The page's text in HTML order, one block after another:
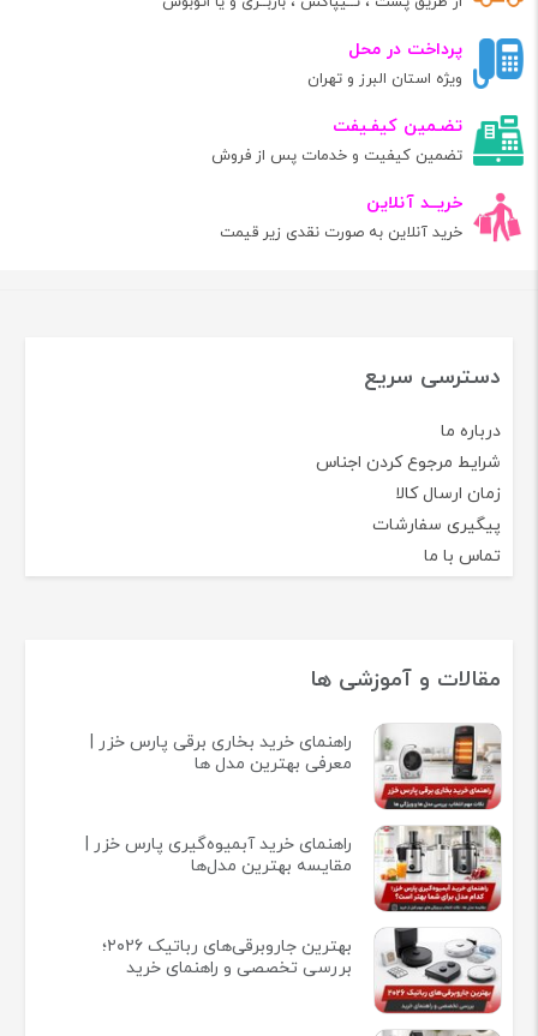
پرداخت در محل
ویژه استان البرز و تهران
تضـمین کیفـیفت
تضمین کیفیت و خدمات پس از فروش
خریــد آنلاین
خرید آنلاین به صورت نقدی زیر قیمت
دسترسی سریع
درباره ما
شرایط مرجوع کردن اجناس
زمان ارسال کالا
پیگیری سفارشات
تماس با ما
مقالات و آموزشی ها
راهنمای خرید بخاری برقی پارس خزر |
معرفی بهترین مدل ها
راهنمای خرید آبمیوه‌گیری پارس خزر |
مقایسه بهترین مدل‌ها
بهترین جاروبرقی‌های رباتیک ۲۰۲۶؛
بررسی تخصصی و راهنمای خرید